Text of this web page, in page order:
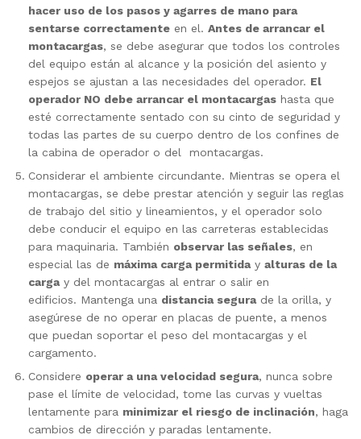
hacer uso de los pasos y agarres de mano para
sentarse correctamente en el. Antes de arrancar el
montacargas, se debe asegurar que todos los controles
del equipo están al alcance y la posición del asiento y
espejos se ajustan a las necesidades del operador. El
operador NO debe arrancar el montacargas hasta que
esté correctamente sentado con su cinto de seguridad y
todas las partes de su cuerpo dentro de los confines de
la cabina de operador o del
montacargas.
Considerar el ambiente circundante. Mientras se opera el
montacargas, se debe prestar atención y seguir las reglas
de trabajo del sitio y lineamientos, y el operador solo
debe conducir el equipo en las carreteras establecidas
para maquinaria. También observar las señales, en
especial las de máxima carga permitiday alturas de la
cargay del montacargas al entrar o salir en
edificios. Mantenga una distancia segurade la orilla, y
asegúrese de no operar en placas de puente, a menos
que puedan soportar el peso del montacargas y el
cargamento.
Considere operar a una velocidad segura, nunca sobre
pase el límite de velocidad, tome las curvas y vueltas
lentamente para minimizar el riesgo de inclinación, haga
cambios de dirección y paradas lentamente.